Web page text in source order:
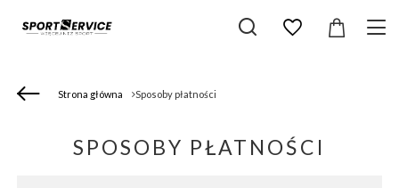
Strona główna Sposoby płatności
SPOSOBY PŁATNOŚCI